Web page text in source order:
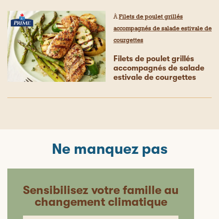
ÀFilets de poulet grillés
accompagnés de salade estivale de
courgettes
Filets de poulet grillés
accompagnés de salade
estivale de courgettes
Ne manquez pas
Sensibilisez votre famille au
changement climatique